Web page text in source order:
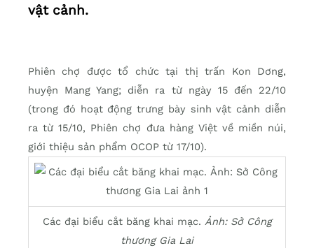
vật cảnh.
Phiên chợ được tổ chức tại thị trấn Kon Dơng,
huyện Mang Yang; diễn ra từ ngày 15 đến 22/10
(trong đó hoạt động trưng bày sinh vật cảnh diễn
ra từ 15/10, Phiên chợ đưa hàng Việt về miền núi,
giới thiệu sản phẩm OCOP từ 17/10).
Các đại biểu cắt băng khai mạc. Ảnh: Sở Công
thương Gia Lai